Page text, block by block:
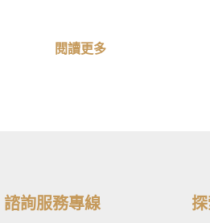
閱讀更多
諮詢服務專線